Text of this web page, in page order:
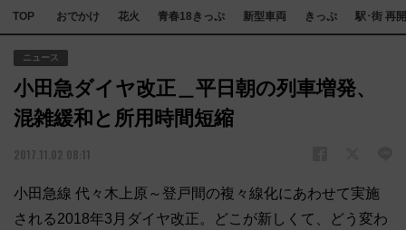
TOP おでかけ 花火 青春18きっぷ 新型車両 きっぷ 駅･街 再
ニュース
小田急ダイヤ改正＿平日朝の列車増発、
混雑緩和と所用時間短縮
2017.11.02 08:11
小田急線 代々木上原～登戸間の複々線化にあわせて実施
される2018年3月ダイヤ改正。どこが新しくて、どう変わ